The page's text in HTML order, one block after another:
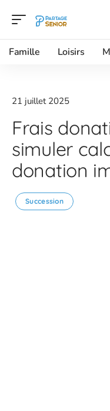
Famille Loisirs
21 juillet 2025
Frais
simuler
donation
Succession